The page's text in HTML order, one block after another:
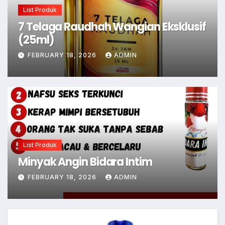
List Produk
7 Telaga Raudhah Wangian Eksklusif
(25ml)
FEBRUARY 18, 2026 ADMIN
List Produk
Minyak Angin Bidara Intim
FEBRUARY 18, 2026 ADMIN